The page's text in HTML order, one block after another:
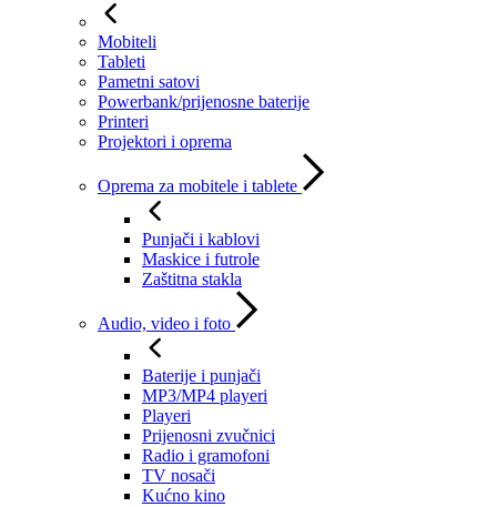
Mobiteli
Tableti
Pametni satovi
Powerbank/prijenosne baterije
Printeri
Projektori i oprema
Oprema za mobitele i tablete
Punjači i kablovi
Maskice i futrole
Zaštitna stakla
Audio, video i foto
Baterije i punjači
MP3/MP4 playeri
Playeri
Prijenosni zvučnici
Radio i gramofoni
TV nosači
Kućno kino